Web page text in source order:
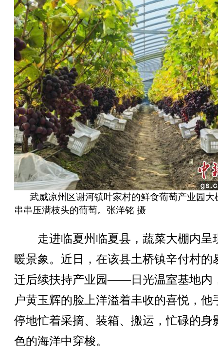
武威凉州区谢河镇叶家村的鲜食葡萄产业园大
串串压满枝头的葡萄。张洋铭 摄
走进临夏州临夏县，蔬菜大棚内呈
暖景象。近日，在该县土桥镇辛付村的
迁后续扶持产业园——日光温室基地内
户黄玉辉的脸上洋溢着丰收的喜悦，他
停地忙着采摘、装箱、搬运，忙碌的身
色的海洋中穿梭。